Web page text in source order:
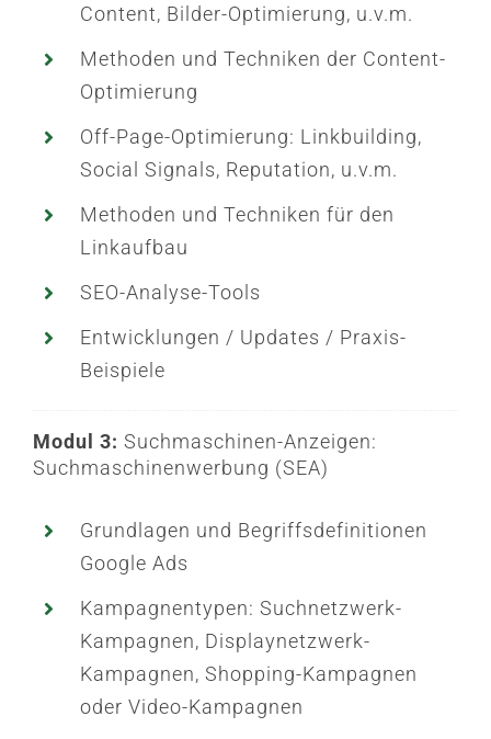
Content, Bilder-Optimierung, u.v.m.
Methoden und Techniken der Content-
Optimierung
Off-Page-Optimierung: Linkbuilding,
Social Signals, Reputation, u.v.m.
Methoden und Techniken für den
Linkaufbau
SEO-Analyse-Tools
Entwicklungen / Updates / Praxis-
Beispiele
Modul 3: Suchmaschinen-Anzeigen:
Suchmaschinenwerbung (SEA)
Grundlagen und Begriffsdefinitionen
Google Ads
Kampagnentypen: Suchnetzwerk-
Kampagnen, Displaynetzwerk-
Kampagnen, Shopping-Kampagnen
oder Video-Kampagnen